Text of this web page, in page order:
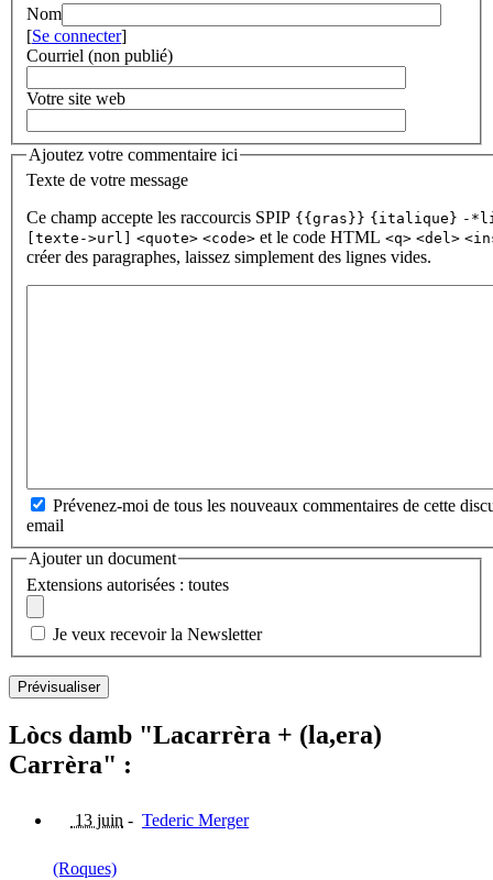
Nom
[Se connecter]
Courriel (non publié)
Votre site web
Ajoutez votre commentaire ici
Texte de votre message
Ce champ accepte les raccourcis SPIP {{gras}} {italique} -
[texte->url]
<quote> <code> et le code HTML <q> <del>
créer des paragraphes, laissez simplement des lignes vides.
Prévenez-moi de tous les nouveaux commentaires de cette
email
Ajouter un document
Extensions autorisées : toutes
Je veux recevoir la Newsletter
Lòcs damb "Lacarrèra + (la,era)
Carrèra" :
13 juin - Tederic Merger
(Roques)